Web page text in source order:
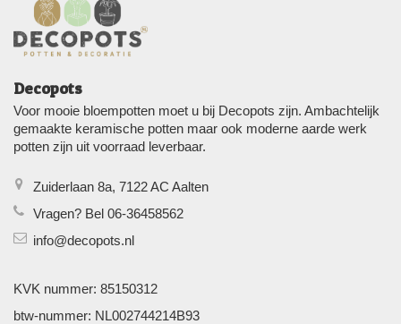
Decopots
Voor mooie bloempotten moet u bij Decopots zijn. Ambachtelijk
gemaakte keramische potten maar ook moderne aarde werk
potten zijn uit voorraad leverbaar.
Zuiderlaan 8a, 7122 AC Aalten
Vragen? Bel 06-36458562
info@decopots.nl
KVK nummer: 85150312
btw-nummer: NL002744214B93